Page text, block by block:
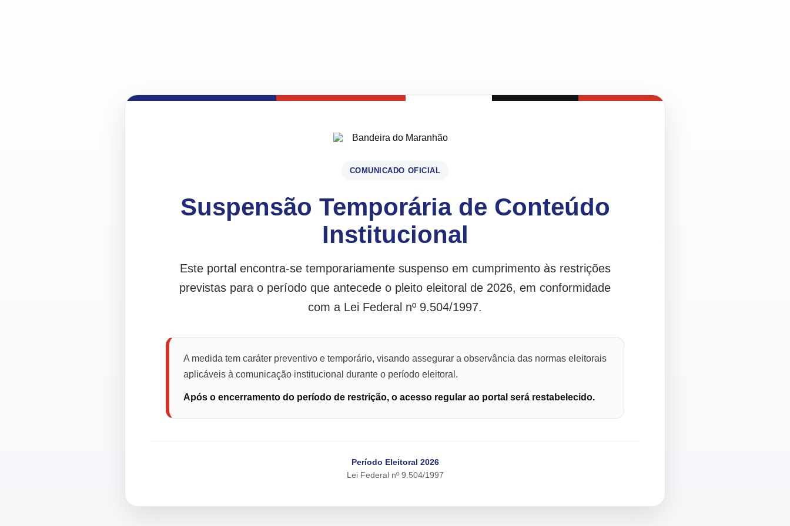
COMUNICADO OFICIAL
Suspensão Temporária de Conteúdo
Institucional
Este portal encontra-se temporariamente suspenso em cumprimento às restrições
previstas para o período que antecede o pleito eleitoral de 2026, em conformidade
com a Lei Federal nº 9.504/1997.
A medida tem caráter preventivo e temporário, visando assegurar a observância das normas eleitorais
aplicáveis à comunicação institucional durante o período eleitoral.
Após o encerramento do período de restrição, o acesso regular ao portal será restabelecido.
Período Eleitoral 2026
Lei Federal nº 9.504/1997